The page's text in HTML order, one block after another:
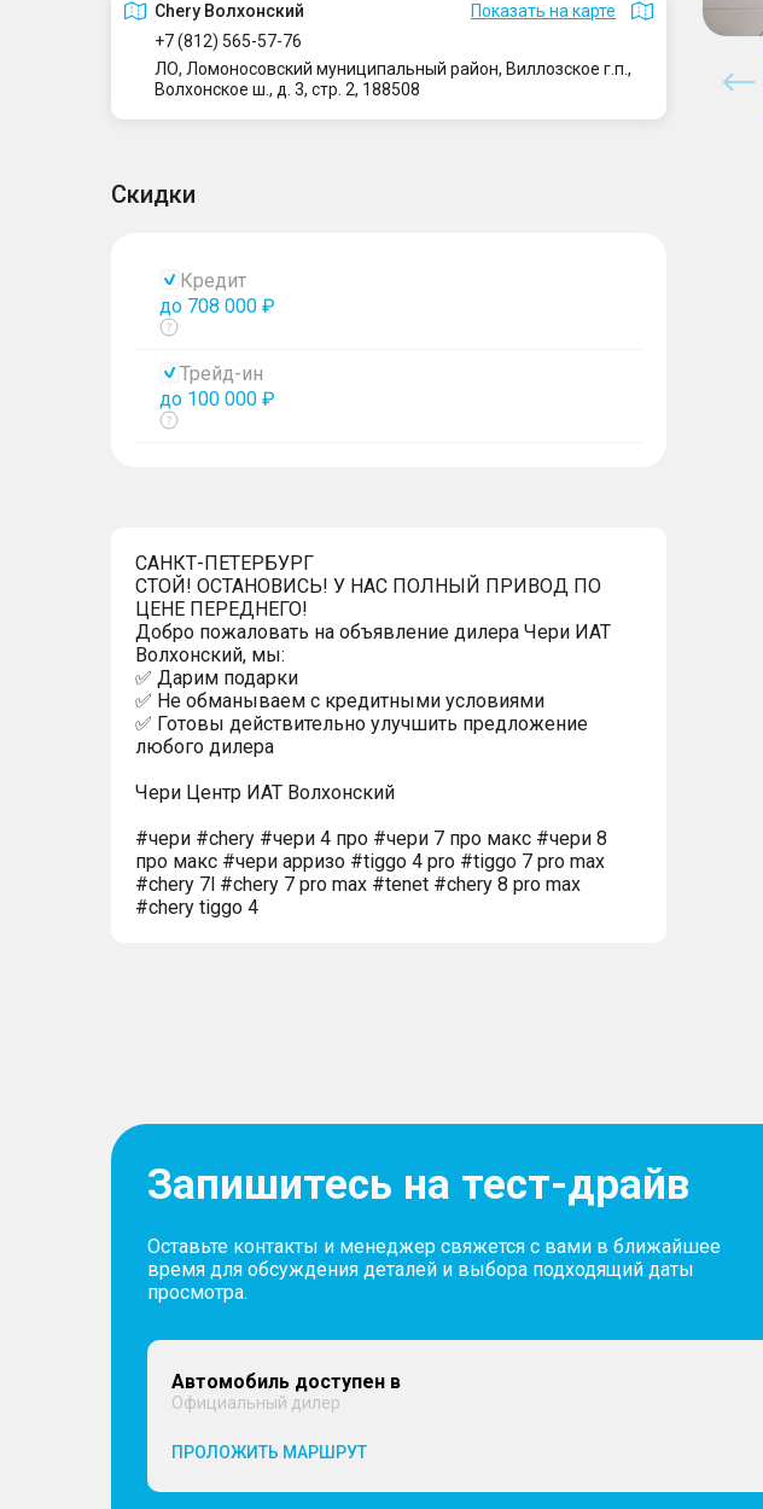
Сhery Волхонский
Показать на карте
+7 (812) 565-57-76
ЛО, Ломоносовский муниципальный район, Виллозское г.п.,
Волхонское ш., д. 3, стр. 2, 188508
Скидки
Кредит
до 708 000 ₽
Показать
Трейд-ин
до 100 000 ₽
Показать
САНКТ-ПЕТЕРБУРГ
СТОЙ! ОСТАНОВИСЬ! У НАС ПОЛНЫЙ ПРИВОД ПО
ЦЕНЕ ПЕРЕДНЕГО!
Добро пожаловать на объявление дилера Чери ИАТ
Волхонский, мы:
✅ Дарим подарки
✅ Не обманываем с кредитными условиями
✅ Готовы действительно улучшить предложение
любого дилера
Чери Центр ИАТ Волхонский
#чери #chery #чери 4 про #чери 7 про макс #чери 8
про макс #чери арризо #tiggo 4 pro #tiggo 7 pro max
#chery 7l #chery 7 pro max #tenet #chery 8 pro max
#chery tiggo 4
Запишитесь на тест-драйв
Оставьте контакты и менеджер свяжется с вами в ближайшее
время для обсуждения деталей и выбора подходящий даты
просмотра.
Автомобиль доступен в
Официальный дилер
ПРОЛОЖИТЬ МАРШРУТ